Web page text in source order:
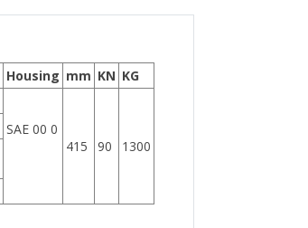
Housing mm KN KG
SAE 00 0
415
90 1300